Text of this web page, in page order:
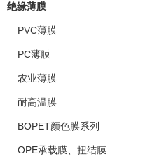
绝缘薄膜
PVC薄膜
PC薄膜
农业薄膜
耐高温膜
BOPET颜色膜系列
OPE承载膜、扭结膜